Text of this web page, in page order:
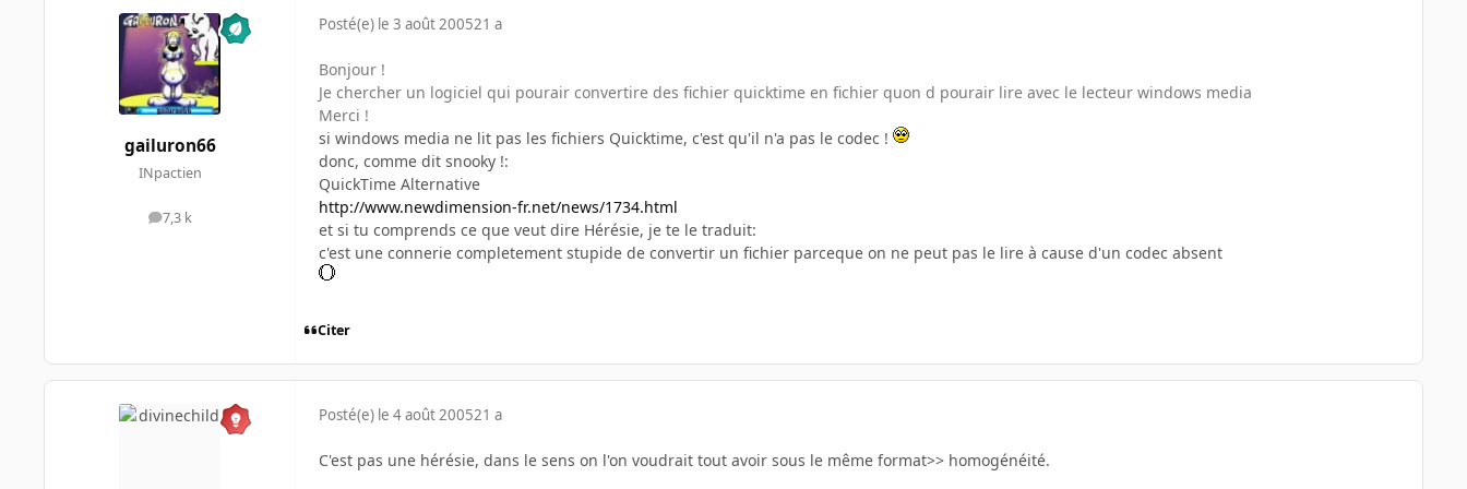
gailuron66
INpactien
7,3 k
messages
Posté(e) le 3 août 200521 a
Bonjour !
Je chercher un logiciel qui pourair convertire des fichier quicktime en fichier quon d pourair lire avec le lecteur windows media
Merci !
si windows media ne lit pas les fichiers Quicktime, c'est qu'il n'a pas le codec !
donc, comme dit snooky !:
QuickTime Alternative
http://www.newdimension-fr.net/news/1734.html
et si tu comprends ce que veut dire Hérésie, je te le traduit:
c'est une connerie completement stupide de convertir un fichier parceque on ne peut pas le lire à cause d'un codec absent
Citer
Posté(e) le 4 août 200521 a
C'est pas une hérésie, dans le sens on l'on voudrait tout avoir sous le même format>> homogénéité.